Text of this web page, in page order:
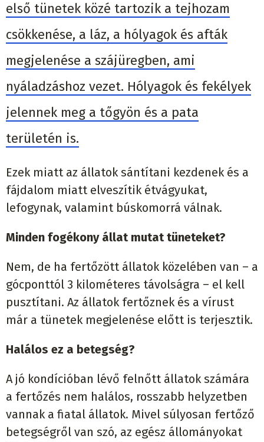
első tünetek közé tartozik a tejhozam
csökkenése, a láz, a hólyagok és afták
megjelenése a szájüregben, ami
nyáladzáshoz vezet. Hólyagok és fekélyek
jelennek meg a tőgyön és a pata
területén is.
Ezek miatt az állatok sántítani kezdenek és a
fájdalom miatt elveszítik étvágyukat,
lefogynak, valamint búskomorrá válnak.
Minden fogékony állat mutat tüneteket?
Nem, de ha fertőzött állatok közelében van – a
gócponttól 3 kilométeres távolságra – el kell
pusztítani. Az állatok fertőznek és a vírust
már a tünetek megjelenése előtt is terjesztik.
Halálos ez a betegség?
A jó kondícióban lévő felnőtt állatok számára
a fertőzés nem halálos, rosszabb helyzetben
vannak a fiatal állatok. Mivel súlyosan fertőző
betegségről van szó, az egész állományokat